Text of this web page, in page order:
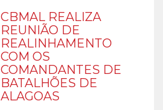
CBMAL REALIZA
REUNIÃO DE
REALINHAMENTO
COM OS
COMANDANTES DE
BATALHÕES DE
ALAGOAS